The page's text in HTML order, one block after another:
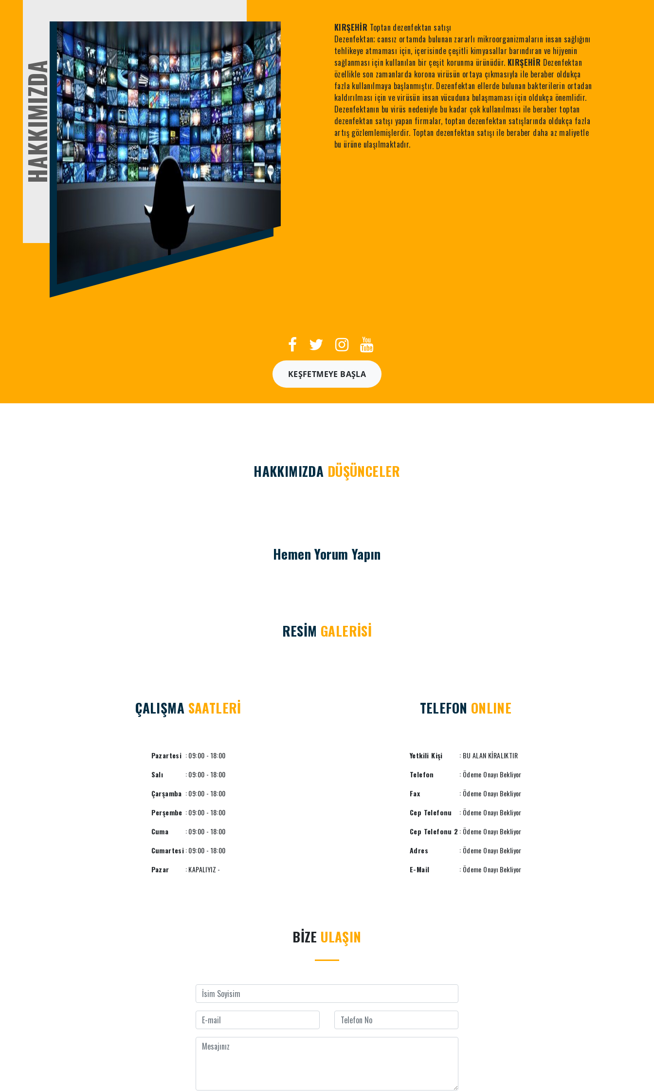
HAKKIMIZDA
KIRŞEHİR Toptan dezenfektan satışı
Dezenfektan; cansız ortamda bulunan zararlı mikroorganizmaların insan sağlığını
tehlikeye atmaması için, içerisinde çeşitli kimyasallar barındıran ve hijyenin
sağlanması için kullanılan bir çeşit korunma ürünüdür. KIRŞEHİR Dezenfektan
özellikle son zamanlarda korona virüsün ortaya çıkmasıyla ile beraber oldukça
fazla kullanılmaya başlanmıştır. Dezenfektan ellerde bulunan bakterilerin ortadan
kaldırılması için ve virüsün insan vücuduna bulaşmaması için oldukça önemlidir.
Dezenfektanın bu virüs nedeniyle bu kadar çok kullanılması ile beraber toptan
dezenfektan satışı yapan firmalar, toptan dezenfektan satışlarında oldukça fazla
artış gözlemlemişlerdir. Toptan dezenfektan satışı ile beraber daha az maliyetle
bu ürüne ulaşılmaktadır.
KEŞFETMEYE BAŞLA
HAKKIMIZDA DÜŞÜNCELER
Hemen Yorum Yapın
RESİM GALERİSİ
ÇALIŞMA SAATLERİ
Pazartesi : 09:00 - 18:00
Salı
: 09:00 - 18:00
Çarşamba : 09:00 - 18:00
Perşembe : 09:00 - 18:00
Cuma
: 09:00 - 18:00
Cumartesi: 09:00 - 18:00
Pazar
: KAPALIYIZ -
TELEFON ONLINE
Yetkili Kişi
: BU ALAN KİRALIKTIR
Telefon
: Ödeme Onayı Bekliyor
Fax
: Ödeme Onayı Bekliyor
Cep Telefonu
: Ödeme Onayı Bekliyor
Cep Telefonu 2: Ödeme Onayı Bekliyor
Adres
: Ödeme Onayı Bekliyor
E-Mail
: Ödeme Onayı Bekliyor
BİZE ULAŞIN